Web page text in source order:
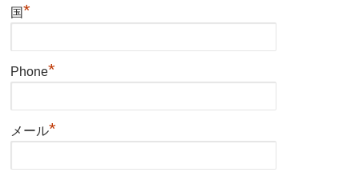
国*
Phone*
メール*